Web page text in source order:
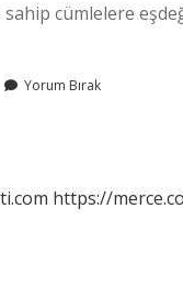
cümlelere
Yorum Bırak
https://